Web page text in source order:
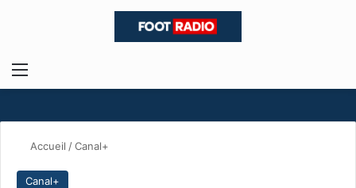
Menu
Accueil /Canal+
Canal+